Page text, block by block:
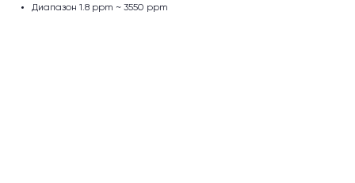
Диапазон 1.8 ppm ~ 3550 ppm